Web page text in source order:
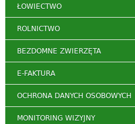
ŁOWIECTWO
ROLNICTWO
BEZDOMNE ZWIERZĘTA
E-FAKTURA
OCHRONA DANYCH OSOBOWYCH
MONITORING WIZYJNY